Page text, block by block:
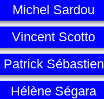
Michel Sardou
Vincent Scotto
Patrick Sébastien
Hélène Ségara